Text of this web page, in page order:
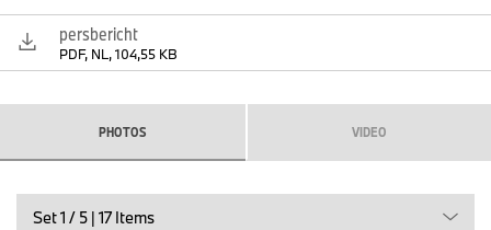
De Vision BMW ALPINA is een respectvolle interpretatie van het
erfgoed van het merk, gevormd door de meest eigentijdse
creatieve impulsen. Met een lengte van 5.200 mm is zijn
coupé-daklijn is lang en aflopend en geeft direct zowel snelheid
als het vermogen aan om vier volwassenen in echt comfort te
vervoeren. Een V8-aandrijflijn stuurt de ervaring aan, afgesteld
rijk en diep bij lage snelheid, sonoor bij hoge toerentallen.
persbericht
PDF, NL, 104,55 KB
PHOTOS VIDEO
Set 1 / 5 | 17 Items